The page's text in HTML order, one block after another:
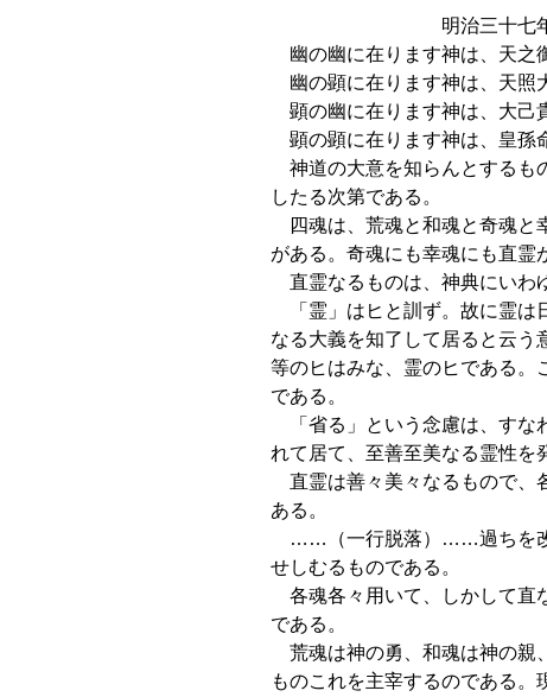
明治三十七年一
幽の幽に在ります神は、天之
幽の顕に在ります神は、天照
顕の幽に在ります神は、大己
顕の顕に在ります神は、皇孫
神道の大意を知らんとするも
したる次第である。
四魂は、荒魂と和魂と奇魂と
がある。奇魂にも幸魂にも直霊
直霊なるものは、神典にいわ
「霊」はヒと訓ず。故に霊は
なる大義を知了して居ると云う
等のヒはみな、霊のヒである。
である。
「省る」という念慮は、すな
れて居て、至善至美なる霊性を
直霊は善々美々なるもので、
ある。
……（一行脱落）……過ちを改
せしむるものである。
各魂各々用いて、しかして直
である。
荒魂は神の勇、和魂は神の親
ものこれを主宰するのである